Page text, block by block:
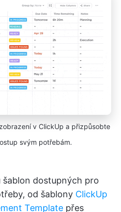
v ClickUp a přizpůsobte
svým potřebám.
šablon dostupných pro
od šablony ClickUp
Template přes